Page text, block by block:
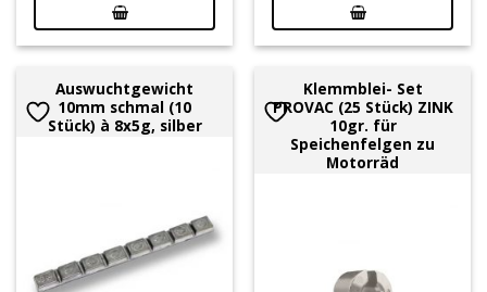
Auswuchtgewicht
10mm schmal (10
Stück) à 8x5g, silber
Klemmblei- Set
PROVAC (25 Stück) ZINK
10gr. für
Speichenfelgen zu
Motorräd